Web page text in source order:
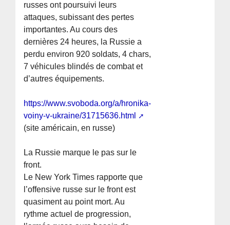
russes ont poursuivi leurs
attaques, subissant des pertes
importantes. Au cours des
dernières 24 heures, la Russie a
perdu environ 920 soldats, 4 chars,
7 véhicules blindés de combat et
d’autres équipements.
https://www.svoboda.org/a/hronika-
voiny-v-ukraine/31715636.html
(site américain, en russe)
La Russie marque le pas sur le
front.
Le New York Times rapporte que
l’offensive russe sur le front est
quasiment au point mort. Au
rythme actuel de progression,